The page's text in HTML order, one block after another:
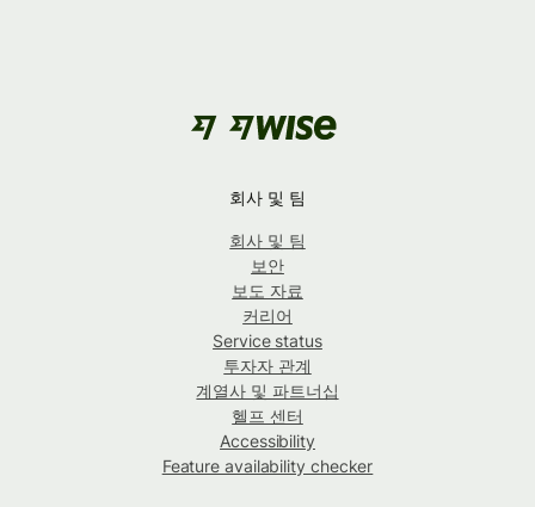
회사 및 팀
회사 및 팀
보안
보도 자료
커리어
Service status
투자자 관계
계열사 및 파트너십
헬프 센터
Accessibility
Feature availability checker